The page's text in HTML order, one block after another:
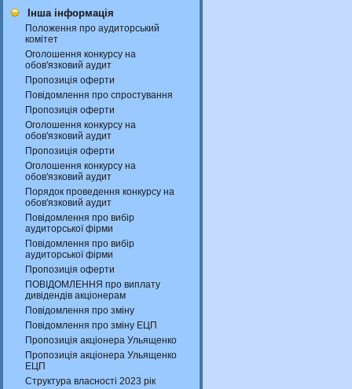
Інша інформація
Положення про аудиторський
комітет
Оголошення конкурсу на
обов'язковий аудит
Пропозиція оферти
Повідомлення про спростування
Пропозиція оферти
Оголошення конкурсу на
обов'язковий аудит
Пропозиція оферти
Оголошення конкурсу на
обов'язковий аудит
Порядок проведення конкурсу на
обов'язковий аудит
Повідомлення про вибір
аудиторської фірми
Повідомлення про вибір
аудиторської фірми
Пропозиція оферти
ПОВІДОМЛЕННЯ про виплату
дивідендів акціонерам
Повідомлення про зміну
Повідомлення про зміну ЕЦП
Пропозиція акціонера Ульященко
Пропозиція акціонера Ульященко
ЕЦП
Структура власності 2023 рік